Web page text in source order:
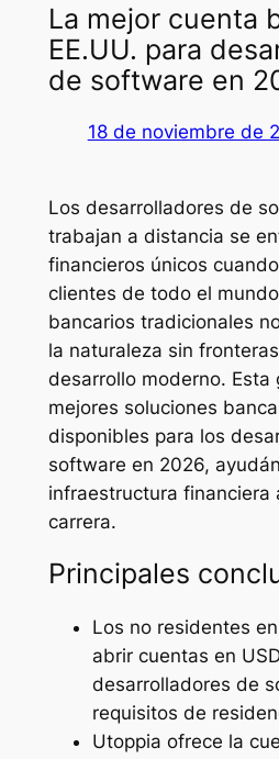
La mejor cuenta
EE.UU. para
de software en
18 de noviembre de
Los desarrolladores de
trabajan a distancia se
financieros únicos
clientes de todo el
bancarios tradicionales
la naturaleza sin
desarrollo moderno. Esta
mejores soluciones
disponibles para los
software en 2026,
infraestructura financiera
carrera.
Principales
Los no residentes
abrir cuentas en
desarrolladores de
requisitos de
Utoppia ofrece la